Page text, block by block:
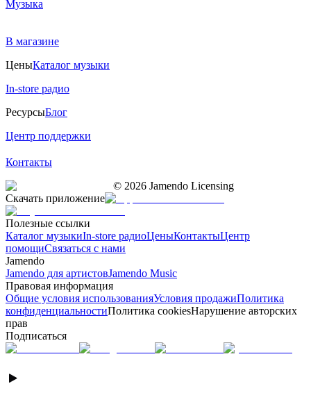
Музыка
В магазине
ЦеныКаталог музыки
In-store радио
РесурсыБлог
Центр поддержки
Контакты
© 2026 Jamendo Licensing
Скачать приложение
Полезные ссылки
Каталог музыкиIn-store радиоЦеныКонтактыЦентр
помощиСвязаться с нами
Jamendo
Jamendo для артистовJamendo Music
Правовая информация
Общие условия использованияУсловия продажиПолитика
конфиденциальностиПолитика cookiesНарушение авторских
прав
Подписаться